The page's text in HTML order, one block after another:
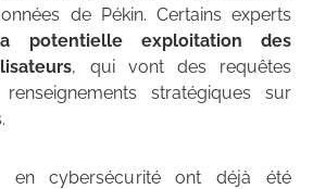
de Pékin. Certains experts
potentielle exploitation des
, qui vont des requêtes
stratégiques sur
en cybersécurité ont déjà été